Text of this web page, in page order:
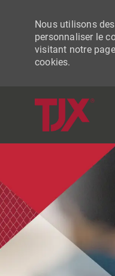
Nous utilisons
personnaliser le
visitant notre
cookies.